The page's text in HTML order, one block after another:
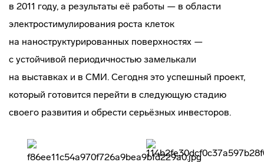
в 2011 году, а результаты её работы — в области
электростимулирования роста клеток
на наноструктурированных поверхностях —
с устойчивой периодичностью замелькали
на выставках и в СМИ. Сегодня это успешный проект,
который готовится перейти в следующую стадию
своего развития и обрести серьёзных инвесторов.